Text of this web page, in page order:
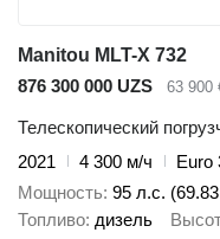
Manitou MLT-X 732
876 300 000 UZS
63 900
Телескопический
2021
4 300 м/ч
Euro
Мощность 95 л.с.
Топливо дизель